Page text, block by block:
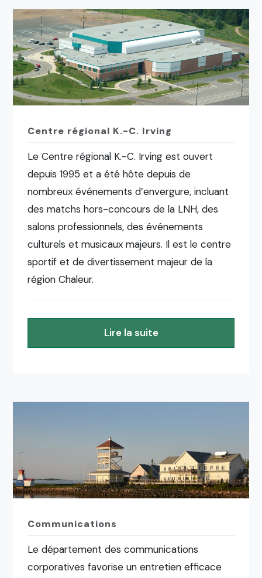
Centre régional K.-C. Irving
Le Centre régional K.-C. Irving est ouvert
depuis 1995 et a été hôte depuis de
nombreux événements d’envergure, incluant
des matchs hors-concours de la LNH, des
salons professionnels, des événements
culturels et musicaux majeurs. Il est le centre
sportif et de divertissement majeur de la
région Chaleur.
Lire la suite
Communications
Le département des communications
corporatives favorise un entretien efficace